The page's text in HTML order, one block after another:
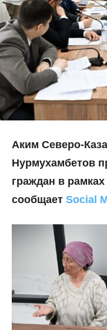
Аким Северо-
Нурмухамбетов
граждан в
сообщает Social